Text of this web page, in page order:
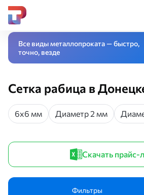
Главная
Все виды металлопроката — быстро,
точно, везде
Сетка рабица в
6х6 мм Диаметр 2 мм
Скачать прайс-
Фильтры